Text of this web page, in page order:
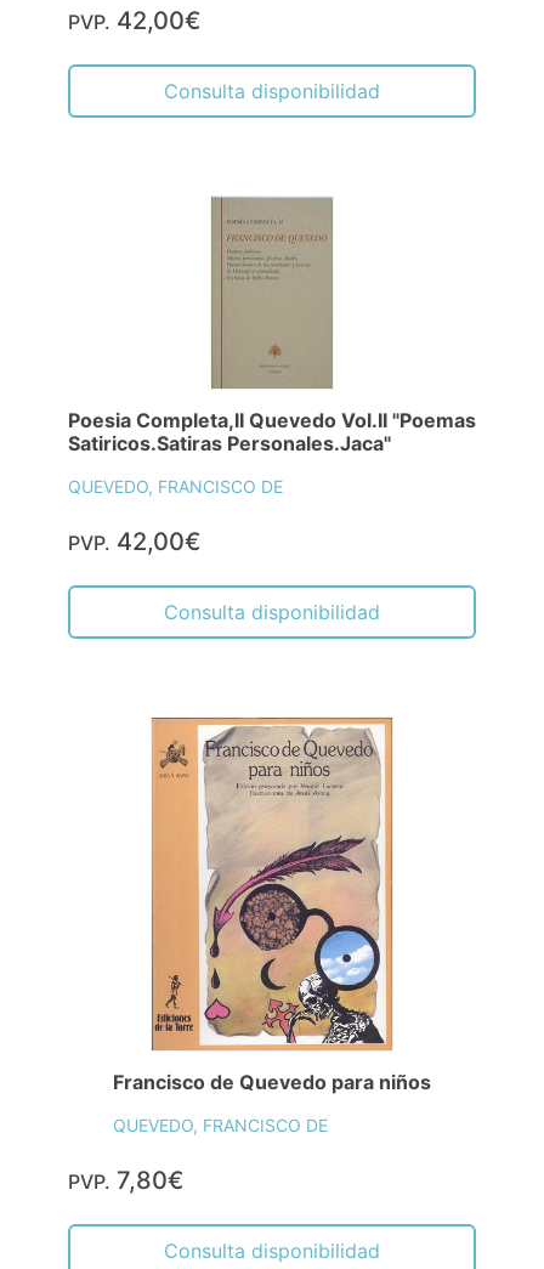
PVP. 42,00€
Consulta disponibilidad
Poesia Completa,II Quevedo Vol.II "Poemas
Satiricos.Satiras Personales.Jaca"
QUEVEDO, FRANCISCO DE
PVP. 42,00€
Consulta disponibilidad
Francisco de Quevedo para niños
QUEVEDO, FRANCISCO DE
PVP. 7,80€
Consulta disponibilidad